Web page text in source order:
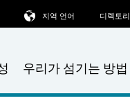
우리가 섬기는 방법
지역 언어 디렉토리